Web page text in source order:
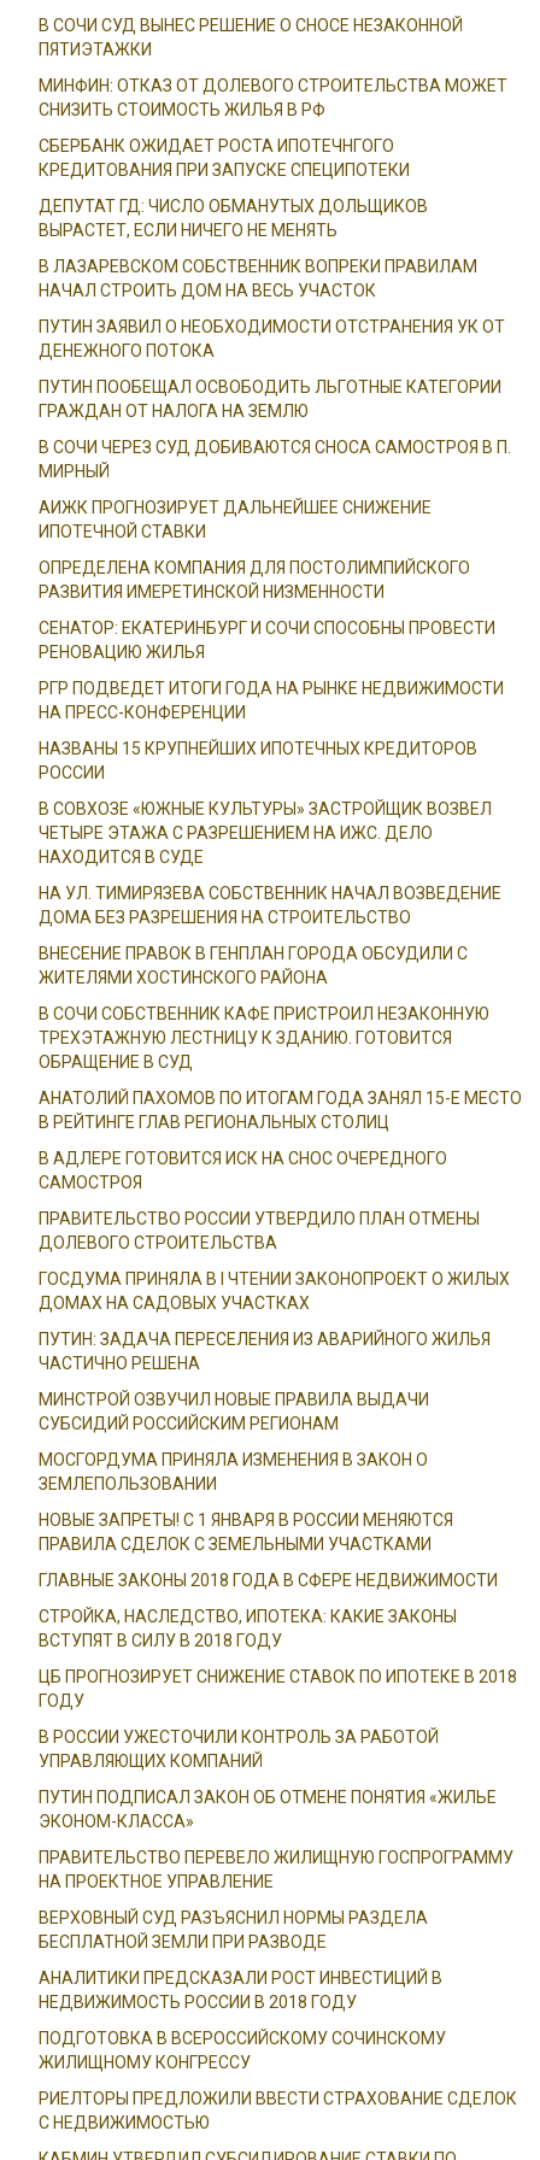
В СОЧИ СУД ВЫНЕС РЕШЕНИЕ О СНОСЕ НЕЗАКОННОЙ
ПЯТИЭТАЖКИ
МИНФИН: ОТКАЗ ОТ ДОЛЕВОГО СТРОИТЕЛЬСТВА МОЖЕТ
СНИЗИТЬ СТОИМОСТЬ ЖИЛЬЯ В РФ
СБЕРБАНК ОЖИДАЕТ РОСТА ИПОТЕЧНГОГО
КРЕДИТОВАНИЯ ПРИ ЗАПУСКЕ СПЕЦИПОТЕКИ
ДЕПУТАТ ГД: ЧИСЛО ОБМАНУТЫХ ДОЛЬЩИКОВ
ВЫРАСТЕТ, ЕСЛИ НИЧЕГО НЕ МЕНЯТЬ
В ЛАЗАРЕВСКОМ СОБСТВЕННИК ВОПРЕКИ ПРАВИЛАМ
НАЧАЛ СТРОИТЬ ДОМ НА ВЕСЬ УЧАСТОК
ПУТИН ЗАЯВИЛ О НЕОБХОДИМОСТИ ОТСТРАНЕНИЯ УК ОТ
ДЕНЕЖНОГО ПОТОКА
ПУТИН ПООБЕЩАЛ ОСВОБОДИТЬ ЛЬГОТНЫЕ КАТЕГОРИИ
ГРАЖДАН ОТ НАЛОГА НА ЗЕМЛЮ
В СОЧИ ЧЕРЕЗ СУД ДОБИВАЮТСЯ СНОСА САМОСТРОЯ В П.
МИРНЫЙ
АИЖК ПРОГНОЗИРУЕТ ДАЛЬНЕЙШЕЕ СНИЖЕНИЕ
ИПОТЕЧНОЙ СТАВКИ
ОПРЕДЕЛЕНА КОМПАНИЯ ДЛЯ ПОСТОЛИМПИЙСКОГО
РАЗВИТИЯ ИМЕРЕТИНСКОЙ НИЗМЕННОСТИ
СЕНАТОР: ЕКАТЕРИНБУРГ И СОЧИ СПОСОБНЫ ПРОВЕСТИ
РЕНОВАЦИЮ ЖИЛЬЯ
РГР ПОДВЕДЕТ ИТОГИ ГОДА НА РЫНКЕ НЕДВИЖИМОСТИ
НА ПРЕСС-КОНФЕРЕНЦИИ
НАЗВАНЫ 15 КРУПНЕЙШИХ ИПОТЕЧНЫХ КРЕДИТОРОВ
РОССИИ
В СОВХОЗЕ «ЮЖНЫЕ КУЛЬТУРЫ» ЗАСТРОЙЩИК ВОЗВЕЛ
ЧЕТЫРЕ ЭТАЖА С РАЗРЕШЕНИЕМ НА ИЖС. ДЕЛО
НАХОДИТСЯ В СУДЕ
НА УЛ. ТИМИРЯЗЕВА СОБСТВЕННИК НАЧАЛ ВОЗВЕДЕНИЕ
ДОМА БЕЗ РАЗРЕШЕНИЯ НА СТРОИТЕЛЬСТВО
ВНЕСЕНИЕ ПРАВОК В ГЕНПЛАН ГОРОДА ОБСУДИЛИ С
ЖИТЕЛЯМИ ХОСТИНСКОГО РАЙОНА
В СОЧИ СОБСТВЕННИК КАФЕ ПРИСТРОИЛ НЕЗАКОННУЮ
ТРЕХЭТАЖНУЮ ЛЕСТНИЦУ К ЗДАНИЮ. ГОТОВИТСЯ
ОБРАЩЕНИЕ В СУД
АНАТОЛИЙ ПАХОМОВ ПО ИТОГАМ ГОДА ЗАНЯЛ 15-Е МЕСТО
В РЕЙТИНГЕ ГЛАВ РЕГИОНАЛЬНЫХ СТОЛИЦ
В АДЛЕРЕ ГОТОВИТСЯ ИСК НА СНОС ОЧЕРЕДНОГО
САМОСТРОЯ
ПРАВИТЕЛЬСТВО РОССИИ УТВЕРДИЛО ПЛАН ОТМЕНЫ
ДОЛЕВОГО СТРОИТЕЛЬСТВА
ГОСДУМА ПРИНЯЛА В I ЧТЕНИИ ЗАКОНОПРОЕКТ О ЖИЛЫХ
ДОМАХ НА САДОВЫХ УЧАСТКАХ
ПУТИН: ЗАДАЧА ПЕРЕСЕЛЕНИЯ ИЗ АВАРИЙНОГО ЖИЛЬЯ
ЧАСТИЧНО РЕШЕНА
МИНСТРОЙ ОЗВУЧИЛ НОВЫЕ ПРАВИЛА ВЫДАЧИ
СУБСИДИЙ РОССИЙСКИМ РЕГИОНАМ
МОСГОРДУМА ПРИНЯЛА ИЗМЕНЕНИЯ В ЗАКОН О
ЗЕМЛЕПОЛЬЗОВАНИИ
НОВЫЕ ЗАПРЕТЫ! С 1 ЯНВАРЯ В РОССИИ МЕНЯЮТСЯ
ПРАВИЛА СДЕЛОК С ЗЕМЕЛЬНЫМИ УЧАСТКАМИ
ГЛАВНЫЕ ЗАКОНЫ 2018 ГОДА В СФЕРЕ НЕДВИЖИМОСТИ
СТРОЙКА, НАСЛЕДСТВО, ИПОТЕКА: КАКИЕ ЗАКОНЫ
ВСТУПЯТ В СИЛУ В 2018 ГОДУ
ЦБ ПРОГНОЗИРУЕТ СНИЖЕНИЕ СТАВОК ПО ИПОТЕКЕ В 2018
ГОДУ
В РОССИИ УЖЕСТОЧИЛИ КОНТРОЛЬ ЗА РАБОТОЙ
УПРАВЛЯЮЩИХ КОМПАНИЙ
ПУТИН ПОДПИСАЛ ЗАКОН ОБ ОТМЕНЕ ПОНЯТИЯ «ЖИЛЬЕ
ЭКОНОМ-КЛАССА»
ПРАВИТЕЛЬСТВО ПЕРЕВЕЛО ЖИЛИЩНУЮ ГОСПРОГРАММУ
НА ПРОЕКТНОЕ УПРАВЛЕНИЕ
ВЕРХОВНЫЙ СУД РАЗЪЯСНИЛ НОРМЫ РАЗДЕЛА
БЕСПЛАТНОЙ ЗЕМЛИ ПРИ РАЗВОДЕ
АНАЛИТИКИ ПРЕДСКАЗАЛИ РОСТ ИНВЕСТИЦИЙ В
НЕДВИЖИМОСТЬ РОССИИ В 2018 ГОДУ
ПОДГОТОВКА В ВСЕРОССИЙСКОМУ СОЧИНСКОМУ
ЖИЛИЩНОМУ КОНГРЕССУ
РИЕЛТОРЫ ПРЕДЛОЖИЛИ ВВЕСТИ СТРАХОВАНИЕ СДЕЛОК
С НЕДВИЖИМОСТЬЮ